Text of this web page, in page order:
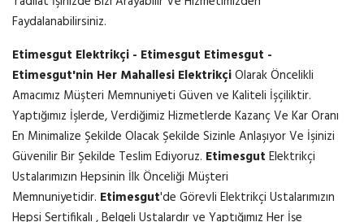
Faydalanabilirsiniz.
Etimesgut Elektrikçi - Etimesgut Etimesgut -
Etimesgut'nin Her Mahallesi ElektrikçiOlarak Öncelikli
Amacımız Müşteri Memnuniyeti Güven ve Kaliteli İşçiliktir.
Yaptığımız İşlerde, Verdiğimiz Hizmetlerde Kazanç Ve Kar Oranı
En Minimalize Şekilde Olacak Şekilde Sizinle Anlaşıyor Ve İşinizi
Güvenilir Bir Şekilde Teslim Ediyoruz. Etimesgut Elektrikçi
Ustalarımızın Hepsinin İlk Önceliği Müşteri
Memnuniyetidir. Etimesgut'de Görevli Elektrikçi Ustalarımızın
Hepsi Sertifikalı , Belgeli Ustalardır ve Yaptığımız Her İşe